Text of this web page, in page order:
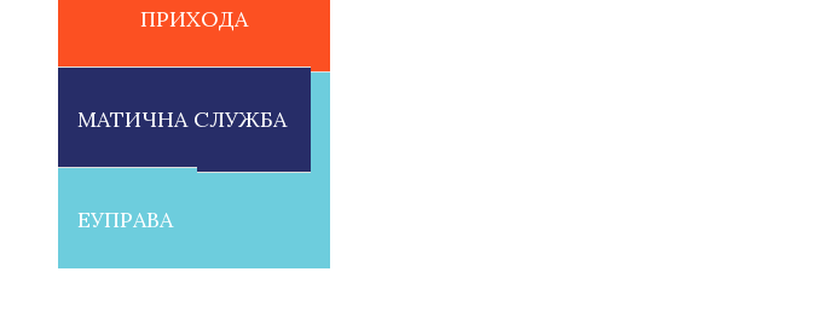
ПРИХОДА
МАТИЧНА СЛУЖБА
ЕУПРАВА